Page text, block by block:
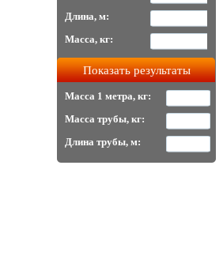
Длина, м:
Масса, кг:
Масса 1 метра, кг:
Масса трубы, кг:
Длина трубы, м: